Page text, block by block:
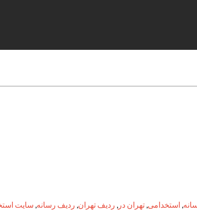
, استخدامی, تهران در , ردیف تهران, ردیف رسانه, سایت